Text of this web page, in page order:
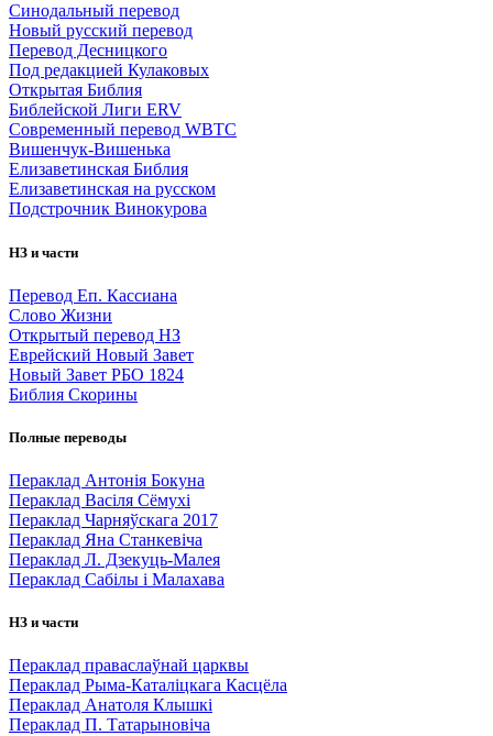
Синодальный перевод
Новый русский перевод
Перевод Десницкого
Под редакцией Кулаковых
Открытая Библия
Библейской Лиги ERV
Cовременный перевод WBTC
Вишенчук-Вишенька
Елизаветинская Библия
Елизаветинская на русском
Подстрочник Винокурова
НЗ и части
Перевод Еп. Кассиана
Слово Жизни
Открытый перевод НЗ
Еврейский Новый Завет
Новый Завет РБО 1824
Библия Скорины
Полные переводы
Пераклад Антонія Бокуна
Пераклад Васіля Сёмухі
Пераклад Чарняўскага 2017
Пераклад Яна Станкевіча
Пераклад Л. Дзекуць-Малея
Пераклад Сабілы і Малахава
НЗ и части
Пераклад праваслаўнай царквы
Пераклад Рыма-Каталіцкага Касцёла
Пераклад Анатоля Клышкi
Пераклад П. Татарыновіча